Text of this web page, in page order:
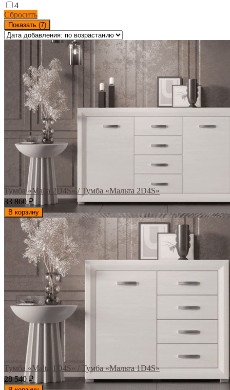
4
Сбросить
Показать (7)
Тумба «Malta 2D4S» / Тумба «Мальта 2D4S»
33 860₽
В корзину
Тумба «Malta 1D4S» / Тумба «Мальта 1D4S»
28 540 ₽